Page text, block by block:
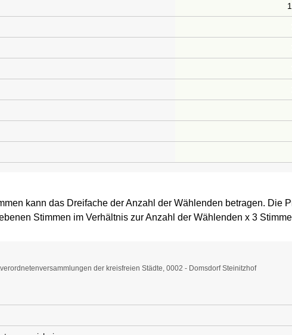
kann das Dreifache der Anzahl der Wählenden betragen. Die
Stimmen im Verhältnis zur Anzahl der Wählenden x 3
der kreisfreien Städte, 0002 - Domsdorf Steinitzhof